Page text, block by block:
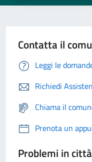
Contatta il
Leggi le
Richiedi
Chiama il
Prenota un
Problemi in città